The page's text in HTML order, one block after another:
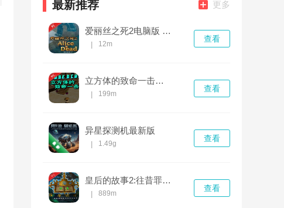
最新推荐 更多
爱丽丝之死2电脑版 v1.0.0完整版
12m
查看
立方体的致命一击电脑版 v1.2.0完整版
199m
查看
异星探测机最新版
1.49g
查看
皇后的故事2:往昔罪恶电脑版 v1.2.0正式版
889m
查看